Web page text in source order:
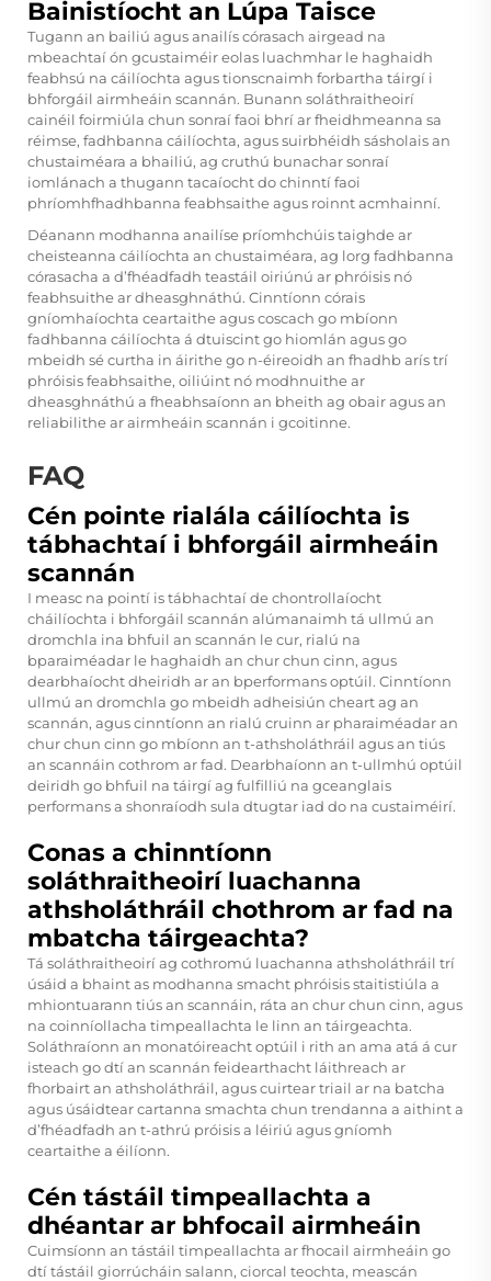
Bainistíocht an Lúpa Taisce
Tugann an bailiú agus anailís córasach airgead na
mbeachtaí ón gcustaiméir eolas luachmhar le haghaidh
feabhsú na cáilíochta agus tionscnaimh forbartha táirgí i
bhforgáil airmheáin scannán. Bunann soláthraitheoirí
cainéil foirmiúla chun sonraí faoi bhrí ar fheidhmeanna sa
réimse, fadhbanna cáilíochta, agus suirbhéidh sásholais an
chustaiméara a bhailiú, ag cruthú bunachar sonraí
iomlánach a thugann tacaíocht do chinntí faoi
phríomhfhadhbanna feabhsaithe agus roinnt acmhainní.
Déanann modhanna anailíse príomhchúis taighde ar
cheisteanna cáilíochta an chustaiméara, ag lorg fadhbanna
córasacha a d’fhéadfadh teastáil oiriúnú ar phróisis nó
feabhsuithe ar dheasghnáthú. Cinntíonn córais
gníomhaíochta ceartaithe agus coscach go mbíonn
fadhbanna cáilíochta á dtuiscint go hiomlán agus go
mbeidh sé curtha in áirithe go n-éireoidh an fhadhb arís trí
phróisis feabhsaithe, oiliúint nó modhnuithe ar
dheasghnáthú a fheabhsaíonn an bheith ag obair agus an
reliabilithe ar airmheáin scannán i gcoitinne.
FAQ
Cén pointe rialála cáilíochta is
tábhachtaí i bhforgáil airmheáin
scannán
I measc na pointí is tábhachtaí de chontrollaíocht
cháilíochta i bhforgáil scannán alúmanaimh tá ullmú an
dromchla ina bhfuil an scannán le cur, rialú na
bparaiméadar le haghaidh an chur chun cinn, agus
dearbhaíocht dheiridh ar an bperformans optúil. Cinntíonn
ullmú an dromchla go mbeidh adheisiún cheart ag an
scannán, agus cinntíonn an rialú cruinn ar pharaiméadar an
chur chun cinn go mbíonn an t-athsholáthráil agus an tiús
an scannáin cothrom ar fad. Dearbhaíonn an t-ullmhú optúil
deiridh go bhfuil na táirgí ag fulfilliú na gceanglais
performans a shonraíodh sula dtugtar iad do na custaiméirí.
Conas a chinntíonn
soláthraitheoirí luachanna
athsholáthráil chothrom ar fad na
mbatcha táirgeachta?
Tá soláthraitheoirí ag cothromú luachanna athsholáthráil trí
úsáid a bhaint as modhanna smacht phróisis staitistiúla a
mhiontuarann tiús an scannáin, ráta an chur chun cinn, agus
na coinníollacha timpeallachta le linn an táirgeachta.
Soláthraíonn an monatóireacht optúil i rith an ama atá á cur
isteach go dtí an scannán feidearthacht láithreach ar
fhorbairt an athsholáthráil, agus cuirtear triail ar na batcha
agus úsáidtear cartanna smachta chun trendanna a aithint a
d’fhéadfadh an t-athrú próisis a léiriú agus gníomh
ceartaithe a éilíonn.
Cén tástáil timpeallachta a
dhéantar ar bhfocail airmheáin
Cuimsíonn an tástáil timpeallachta ar fhocail airmheáin go
dtí tástáil giorrúcháin salann, ciorcal teochta, meascán